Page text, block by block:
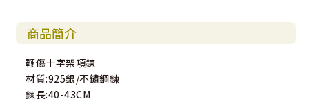
商品簡介
鞭傷十字架項鍊
材質:925銀/不鏽鋼鍊
鍊長:40-43CM